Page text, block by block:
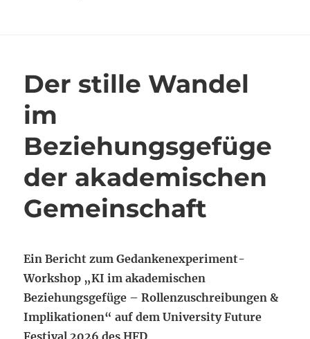
Der stille Wandel
im
Beziehungsgefüge
der akademischen
Gemeinschaft
Ein Bericht zum Gedankenexperiment-
Workshop „KI im akademischen
Beziehungsgefüge – Rollenzuschreibungen &
Implikationen“ auf dem University Future
Festival 2026 des HFD